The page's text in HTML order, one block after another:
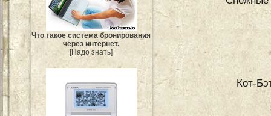
Что такое система бронирования
через интернет.
[Надо знать]
Кот-